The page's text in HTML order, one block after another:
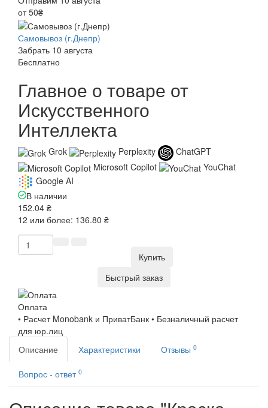
от 50₴
Самовывоз (г.Днепр)
Забрать 10 августа
Бесплатно
Главное о товаре от
Искусственного
Интеллекта
Grok Perplexity
ChatGPT
Microsoft Copilot
YouChat
Google AI
В наличии
152.04 ₴
12 или более: 136.80 ₴
Купить
Быстрый заказ
Оплата
• Расчет Monobank и ПриватБанк • Безналичный расчет
для юр.лиц
Описание
Характеристики Отзывы 0
Вопрос - ответ 0